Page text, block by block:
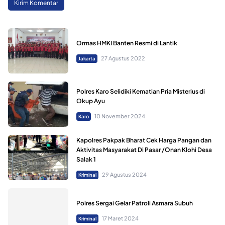
Ormas HMKI Banten Resmi di Lantik
Jakarta 27 Agustus 2022
Polres Karo Selidiki Kematian Pria Misterius di
Okup Ayu
Karo 10 November 2024
Kapolres Pakpak Bharat Cek Harga Pangan dan
Aktivitas Masyarakat Di Pasar /Onan Klohi Desa
Salak 1
Kriminal 29 Agustus 2024
Polres Sergai Gelar Patroli Asmara Subuh
Kriminal 17 Maret 2024